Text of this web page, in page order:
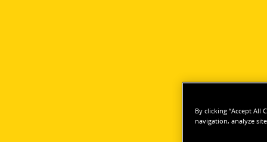
By clicking “Accept All
navigation, analyze